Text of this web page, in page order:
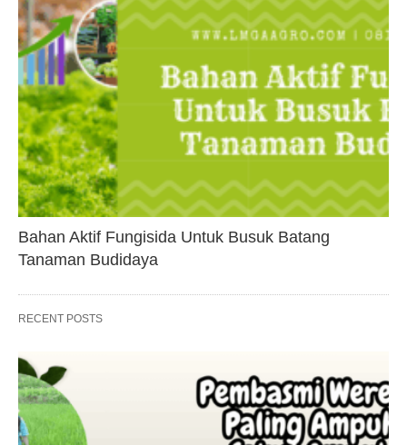
Bahan Aktif Fungisida Untuk Busuk Batang
Tanaman Budidaya
RECENT POSTS